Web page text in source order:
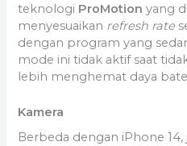
teknologi ProMotion yang
menyesuaikan refresh rate
dengan program yang
mode ini tidak aktif saat
lebih menghemat daya
Kamera
Berbeda dengan iPhone